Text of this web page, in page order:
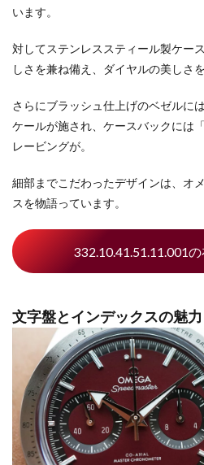
います。
対してステンレススティール製ケー
しさを兼ね備え、ダイヤルの美しさ
さらにブラッシュ仕上げのベゼルに
ケールが施され、ケースバックには
レービングが。
細部までこだわったデザインは、オ
スを物語っています。
332.10.41.51.11.001
文字盤とインデックスの魅力